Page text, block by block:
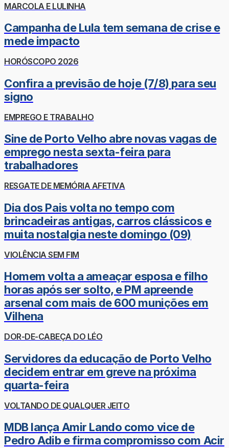
MARCOLA E LULINHA
Campanha de Lula tem semana de crise e
mede impacto
HORÓSCOPO 2026
Confira a previsão de hoje (7/8) para seu
signo
EMPREGO E TRABALHO
Sine de Porto Velho abre novas vagas de
emprego nesta sexta-feira para
trabalhadores
RESGATE DE MEMÓRIA AFETIVA
Dia dos Pais volta no tempo com
brincadeiras antigas, carros clássicos e
muita nostalgia neste domingo (09)
VIOLÊNCIA SEM FIM
Homem volta a ameaçar esposa e filho
horas após ser solto, e PM apreende
arsenal com mais de 600 munições em
Vilhena
DOR-DE-CABEÇA DO LÉO
Servidores da educação de Porto Velho
decidem entrar em greve na próxima
quarta-feira
VOLTANDO DE QUALQUER JEITO
MDB lança Amir Lando como vice de
Pedro Adib e firma compromisso com Acir